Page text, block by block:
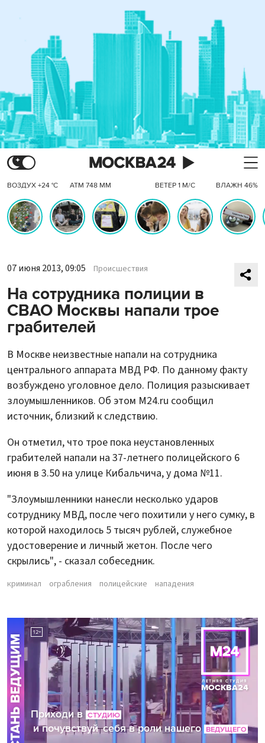
ВОЗДУХ +24 °C АТМ 748 ММ ВЕТЕР 1 М/С ВЛАЖН 46%
07 июня 2013, 09:05 Происшествия
На сотрудника полиции в
СВАО Москвы напали трое
грабителей
В Москве неизвестные напали на сотрудника
центрального аппарата МВД РФ. По данному факту
возбуждено уголовное дело. Полиция разыскивает
злоумышленников. Об этом M24.ru сообщил
источник, близкий к следствию.
Он отметил, что трое пока неустановленных
грабителей напали на 37-летнего полицейского 6
июня в 3.50 на улице Кибальчича, у дома №11.
"Злоумышленники нанесли несколько ударов
сотруднику МВД, после чего похитили у него сумку, в
которой находилось 5 тысяч рублей, служебное
удостоверение и личный жетон. После чего
скрылись", - сказал собеседник.
криминал ограбления полицейские нападения